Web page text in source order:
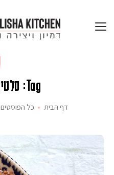
Tag: סלטים מרוקאים
דף הבית כל הפוסטים